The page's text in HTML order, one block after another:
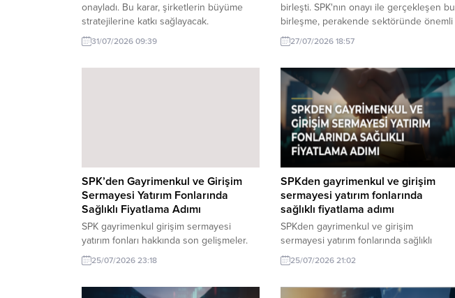
onayladı. Bu karar, şirketlerin büyüme
stratejilerine katkı sağlayacak.
31/07/2026 09:39
birleşti. SPK'nın onayı ile gerçekleşen bu
birleşme, perakende sektöründe önemli
bir değişime işaret ediyor.
27/07/2026 18:57
SPK’den Gayrimenkul ve Girişim
Sermayesi Yatırım Fonlarında
Sağlıklı Fiyatlama Adımı
SPK gayrimenkul girişim sermayesi
yatırım fonları hakkında son gelişmeler.
SPK, gayrimenkul ve girişim sermayesi
yatırım fonlarında sağlıklı fiyatlama
25/07/2026 23:18
SPKden gayrimenkul ve girişim
sermayesi yatırım fonlarında
sağlıklı fiyatlama adımı
SPKden gayrimenkul ve girişim
sermayesi yatırım fonlarında sağlıklı
fiyatlama adımı hakkında son gelişmeler.
SPK, gayrimenkul ve girişim sermayesi
25/07/2026 21:02